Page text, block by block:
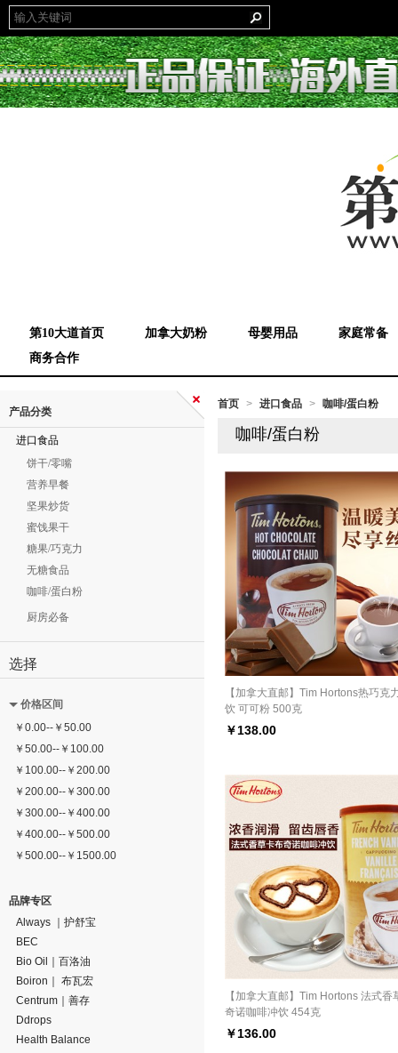
第10大道首页 加拿大奶粉 母婴用品
家庭常备
商务合作
首页 > 进口食品 > 咖啡/蛋白粉
咖啡/蛋白粉
【加拿大直邮】Tim Hortons热巧克
饮 可可粉 500克
￥138.00
【加拿大直邮】Tim Hortons 法式香
奇诺咖啡冲饮 454克
￥136.00
产品分类
进口食品
饼干/零嘴
营养早餐
坚果炒货
蜜饯果干
糖果/巧克力
无糖食品
咖啡/蛋白粉
厨房必备
选择
价格区间
￥ 0.00-- ￥ 50.00
￥ 50.00-- ￥ 100.00
￥ 100.00-- ￥ 200.00
￥ 200.00-- ￥ 300.00
￥ 300.00-- ￥ 400.00
￥ 400.00-- ￥ 500.00
￥ 500.00-- ￥ 1500.00
品牌专区
Always ｜护舒宝
BEC
Bio Oil｜百洛油
Boiron｜ 布瓦宏
Centrum｜善存
Ddrops
Health Balance